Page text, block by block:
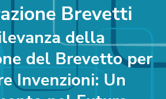
Brevetti
della
del Brevetto per
Invenzioni: Un